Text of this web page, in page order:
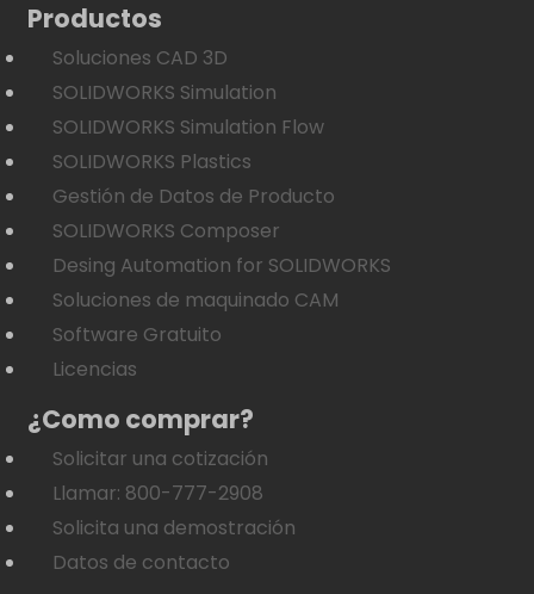
Productos
Soluciones CAD 3D
SOLIDWORKS Simulation
SOLIDWORKS Simulation Flow
SOLIDWORKS Plastics
Gestión de Datos de Producto
SOLIDWORKS Composer
Desing Automation for SOLIDWORKS
Soluciones de maquinado CAM
Software Gratuito
Licencias
¿Como comprar?
Solicitar una cotización
Llamar: 800-777-2908
Solicita una demostración
Datos de contacto